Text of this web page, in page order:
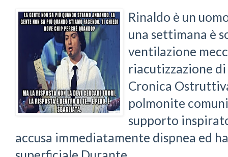
Rinaldo è un
una settimana è
ventilazione
riacutizzazione
Cronica
polmonite
supporto
accusa immediatamente dispnea ed